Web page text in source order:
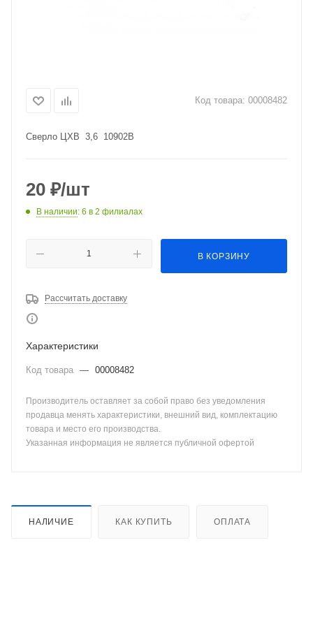
Код товара: 00008482
Сверло ЦХВ 3,6 10902В
20 ₽/шт
В наличии: 6 в 2 филиалах
В КОРЗИНУ
Рассчитать доставку
Характеристики
Код товара — 00008482
Производитель оставляет за собой право без уведомления
продавца менять характеристики, внешний вид, комплектацию
товара и место его производства.
Указанная информация не является публичной офертой
НАЛИЧИЕ КАК КУПИТЬ ОПЛАТА